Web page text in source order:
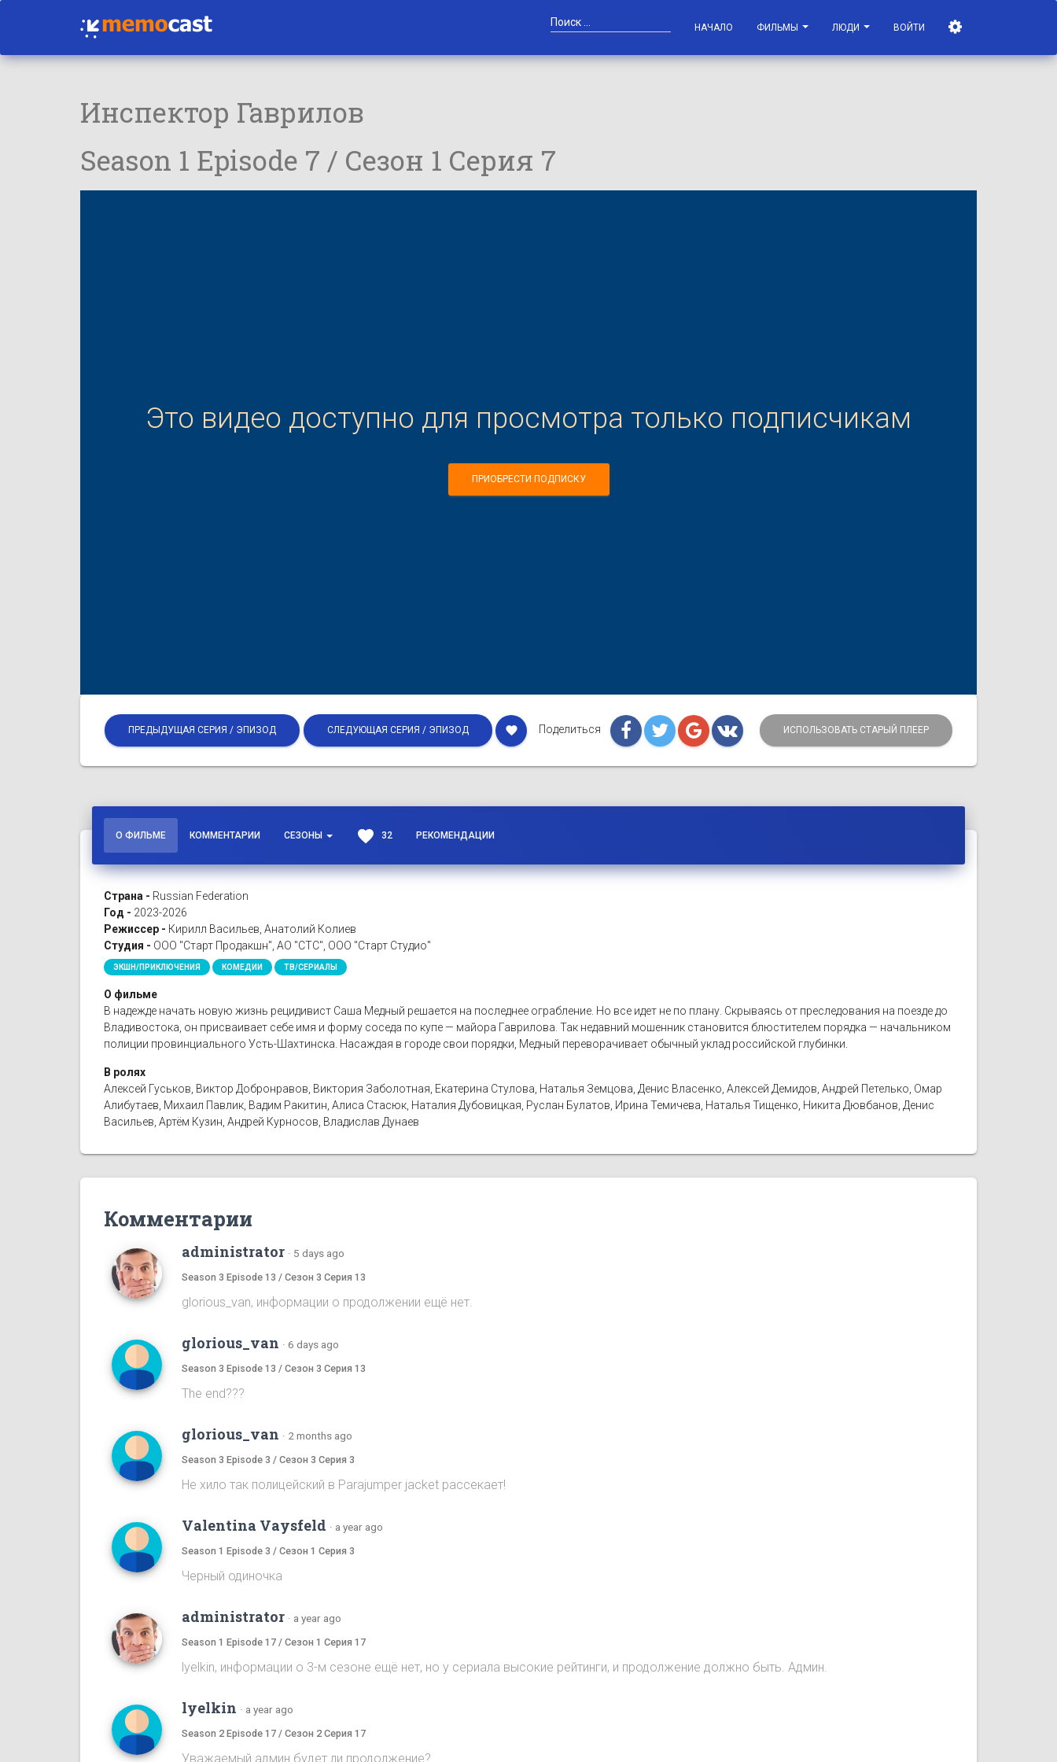
НАЧАЛО ФИЛЬМЫ ЛЮДИ ВОЙТИ
Инспектор Гаврилов
Season 1 Episode 7 / Сезон 1 Серия 7
Это видео доступно для просмотра только подписчикам
ПРИОБРЕСТИ ПОДПИСКУ
ПРЕДЫДУЩАЯ СЕРИЯ / ЭПИЗОД СЛЕДУЮЩАЯ СЕРИЯ / ЭПИЗОД favorite Поделиться ИСПОЛЬЗОВАТЬ СТАРЫЙ ПЛЕЕР
О ФИЛЬМЕ КОММЕНТАРИИ СЕЗОНЫ favorite 32 РЕКОМЕНДАЦИИ
Страна - Russian Federation
Год - 2023-2026
Режиссер - Кирилл Васильев, Анатолий Колиев
Студия - ООО "Старт Продакшн", АО "СТС", ООО "Старт Студио"
ЭКШН/ПРИКЛЮЧЕНИЯ КОМЕДИИ ТВ/СЕРИАЛЫ
О фильме
В надежде начать новую жизнь рецидивист Саша Медный решается на последнее ограбление. Но все идет не по плану. Скрываясь от преследования на поезде до
Владивостока, он присваивает себе имя и форму соседа по купе — майора Гаврилова. Так недавний мошенник становится блюстителем порядка — начальником
полиции провинциального Усть-Шахтинска. Насаждая в городе свои порядки, Медный переворачивает обычный уклад российской глубинки.
В ролях
Алексей Гуськов, Виктор Добронравов, Виктория Заболотная, Екатерина Стулова, Наталья Земцова, Денис Власенко, Алексей Демидов, Андрей Петелько, Омар
Алибутаев, Михаил Павлик, Вадим Ракитин, Алиса Стасюк, Наталия Дубовицкая, Руслан Булатов, Ирина Темичева, Наталья Тищенко, Никита Дювбанов, Денис
Васильев, Артём Кузин, Андрей Курносов, Владислав Дунаев
Комментарии
administrator · 5 days ago
Season 3 Episode 13 / Сезон 3 Серия 13
glorious_van, информации о продолжении ещё нет.
glorious_van · 6 days ago
Season 3 Episode 13 / Сезон 3 Серия 13
The end???
glorious_van · 2 months ago
Season 3 Episode 3 / Сезон 3 Серия 3
Не хило так полицейский в Parajumper jacket рассекает!
Valentina Vaysfeld · a year ago
Season 1 Episode 3 / Сезон 1 Серия 3
Черный одиночка
administrator · a year ago
Season 1 Episode 17 / Сезон 1 Серия 17
lyelkin, информации о 3-м сезоне ещё нет, но у сериала высокие рейтинги, и продолжение должно быть. Админ.
lyelkin · a year ago
Season 2 Episode 17 / Сезон 2 Серия 17
Уважаемый админ будет ли продолжение?